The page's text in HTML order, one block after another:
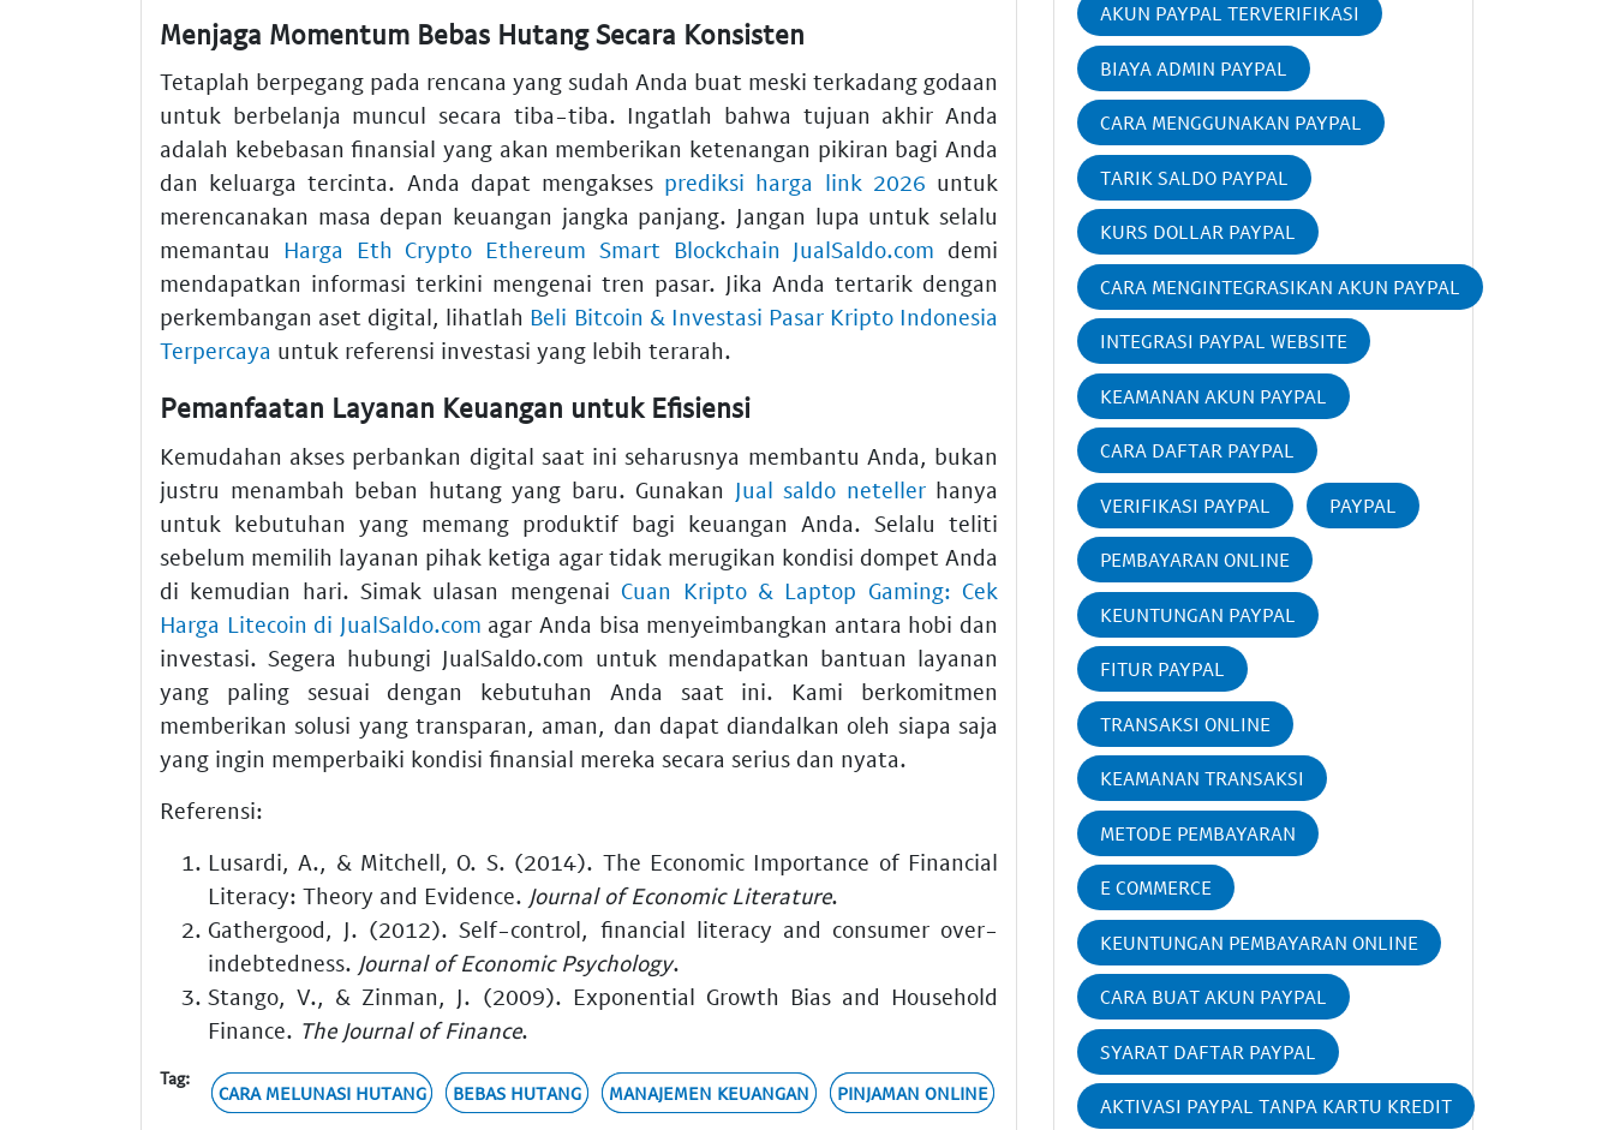
Menjaga Momentum Bebas Hutang Secara Konsisten
Tetaplah berpegang pada rencana yang sudah Anda buat meski terkadang godaan
untuk berbelanja muncul secara tiba-tiba. Ingatlah bahwa tujuan akhir Anda
adalah kebebasan finansial yang akan memberikan ketenangan pikiran bagi Anda
dan keluarga tercinta. Anda dapat mengakses prediksi harga link 2026 untuk
merencanakan masa depan keuangan jangka panjang. Jangan lupa untuk selalu
memantau Harga Eth Crypto Ethereum Smart Blockchain JualSaldo.com demi
mendapatkan informasi terkini mengenai tren pasar. Jika Anda tertarik dengan
perkembangan aset digital, lihatlah Beli Bitcoin & Investasi Pasar Kripto Indonesia
Terpercaya untuk referensi investasi yang lebih terarah.
Pemanfaatan Layanan Keuangan untuk Efisiensi
Kemudahan akses perbankan digital saat ini seharusnya membantu Anda, bukan
justru menambah beban hutang yang baru. Gunakan Jual saldo netellerhanya
untuk kebutuhan yang memang produktif bagi keuangan Anda. Selalu teliti
sebelum memilih layanan pihak ketiga agar tidak merugikan kondisi dompet Anda
di kemudian hari. Simak ulasan mengenai Cuan Kripto & Laptop Gaming: Cek
Harga Litecoin di JualSaldo.com agar Anda bisa menyeimbangkan antara hobi dan
investasi. Segera hubungi JualSaldo.com untuk mendapatkan bantuan layanan
yang paling sesuai dengan kebutuhan Anda saat ini. Kami berkomitmen
memberikan solusi yang transparan, aman, dan dapat diandalkan oleh siapa saja
yang ingin memperbaiki kondisi finansial mereka secara serius dan nyata.
Referensi:
Lusardi, A., & Mitchell, O. S. (2014). The Economic Importance of Financial
Literacy: Theory and Evidence. Journal of Economic Literature.
Gathergood, J. (2012). Self-control, financial literacy and consumer over-
indebtedness. Journal of Economic Psychology.
Stango, V., & Zinman, J. (2009). Exponential Growth Bias and Household
Finance. The Journal of Finance.
Tag:
CARA MELUNASI HUTANG BEBAS HUTANG MANAJEMEN KEUANGAN PINJAMAN ONLINE
AKUN PAYPAL TERVERIFIKASI
BIAYA ADMIN PAYPAL
CARA MENGGUNAKAN PAYPAL
TARIK SALDO PAYPAL
KURS DOLLAR PAYPAL
CARA MENGINTEGRASIKAN AKUN PAYPAL
INTEGRASI PAYPAL WEBSITE
KEAMANAN AKUN PAYPAL
CARA DAFTAR PAYPAL
VERIFIKASI PAYPAL PAYPAL
PEMBAYARAN ONLINE
KEUNTUNGAN PAYPAL
FITUR PAYPAL
TRANSAKSI ONLINE
KEAMANAN TRANSAKSI
METODE PEMBAYARAN
E COMMERCE
KEUNTUNGAN PEMBAYARAN ONLINE
CARA BUAT AKUN PAYPAL
SYARAT DAFTAR PAYPAL
AKTIVASI PAYPAL TANPA KARTU KREDIT